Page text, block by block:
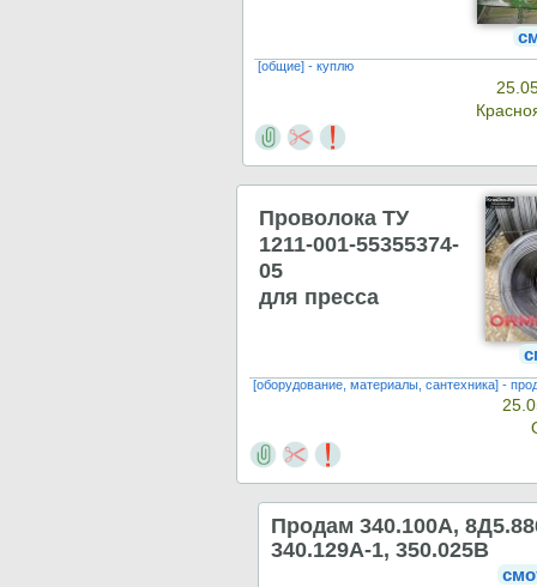
[общие] - куплю
Проволока ТУ
1211-001-55355374-
05
для пресса
[оборудование, материалы, сантехника] -
Продам 340.100А,
340.129А-1, 350.025В